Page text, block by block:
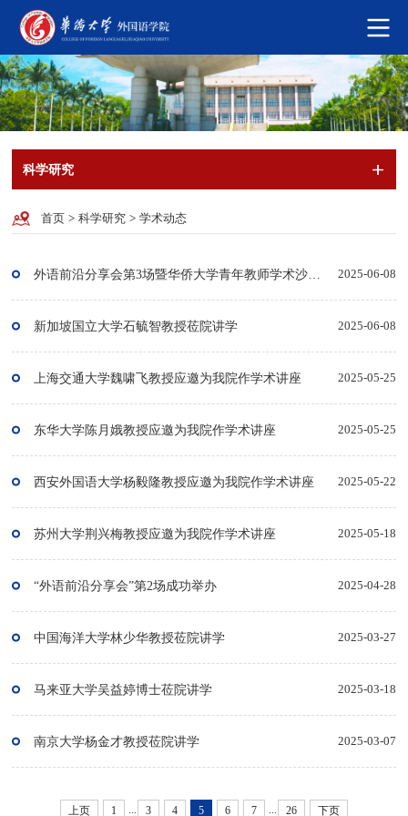
科学研究
首页 > 科学研究 > 学术动态
2025-06-08
2025-06-08
新加坡国立大学石毓智教授莅院讲学
2025-05-25
上海交通大学魏啸飞教授应邀为我院作学术讲座
2025-05-25
东华大学陈月娥教授应邀为我院作学术讲座
2025-05-22
西安外国语大学杨毅隆教授应邀为我院作学术讲座
2025-05-18
苏州大学荆兴梅教授应邀为我院作学术讲座
2025-04-28
“外语前沿分享会”第2场成功举办
2025-03-27
中国海洋大学林少华教授莅院讲学
2025-03-18
马来亚大学吴益婷博士莅院讲学
2025-03-07
南京大学杨金才教授莅院讲学
上页 1 3 4 5 6 7 26 下页